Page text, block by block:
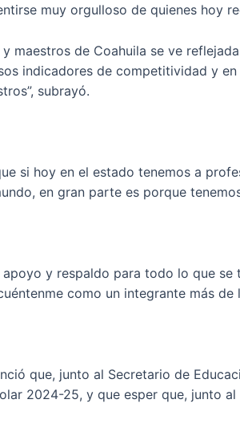
muy orgulloso de quienes hoy
maestros de Coahuila se ve
indicadores de competitividad y
subrayó.
si hoy en el estado tenemos a
en gran parte es porque
y respaldo para todo lo que
como un integrante más de
que, junto al Secretario de
2024-25, y que esper que, junto